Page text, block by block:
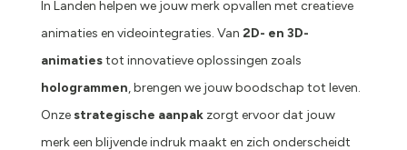
In Landen helpen we jouw merk opvallen met creatieve
animaties en videointegraties. Van 2D- en 3D-
animatiestot innovatieve oplossingen zoals
hologrammen, brengen we jouw boodschap tot leven.
Onzestrategische aanpakzorgt ervoor dat jouw
merk een blijvende indruk maakt en zich onderscheidt